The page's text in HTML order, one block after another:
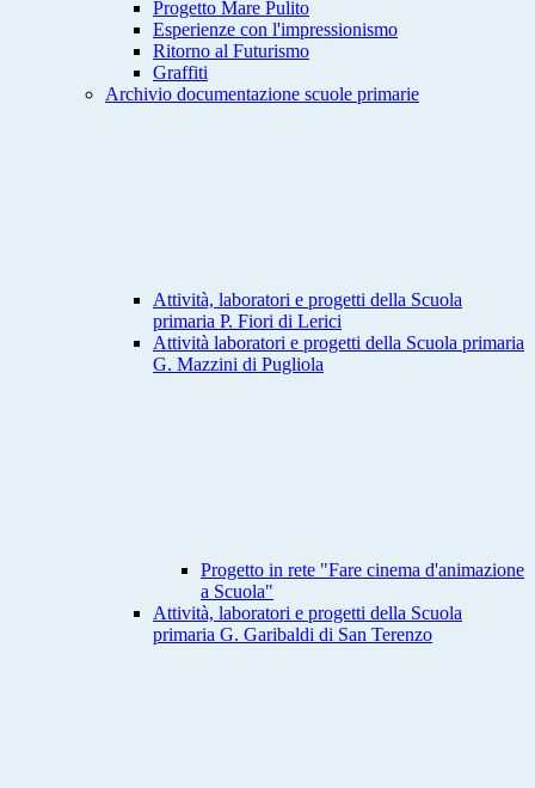
Progetto Mare Pulito
Esperienze con l'impressionismo
Ritorno al Futurismo
Graffiti
Archivio documentazione scuole primarie
Attività, laboratori e progetti della Scuola
primaria P. Fiori di Lerici
Attività laboratori e progetti della Scuola primaria
G. Mazzini di Pugliola
Progetto in rete "Fare cinema d'animazione
a Scuola"
Attività, laboratori e progetti della Scuola
primaria G. Garibaldi di San Terenzo